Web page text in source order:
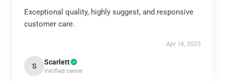
Exceptional quality, highly suggest, and responsive
customer care.
Apr 16, 2025
S Scarlett
Verified owner